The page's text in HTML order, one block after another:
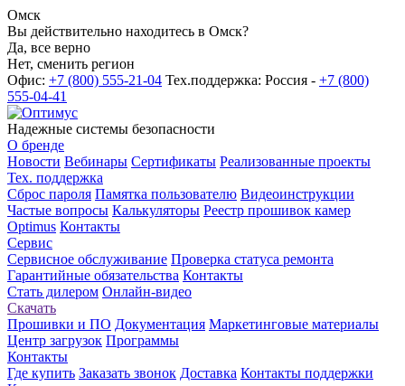
Омск
Вы действительно находитесь в Омск?
Да, все верно
Нет, сменить регион
Офис: +7 (800) 555-21-04 Тех.поддержка: Россия - +7 (800)
555-04-41
Надежные системы безопасности
О бренде
Новости Вебинары Сертификаты Реализованные проекты
Тех. поддержка
Сброс пароля Памятка пользователю Видеоинструкции
Частые вопросы Калькуляторы Реестр прошивок камер
Optimus Контакты
Сервис
Сервисное обслуживание Проверка статуса ремонта
Гарантийные обязательства Контакты
Стать дилером Онлайн-видео
Скачать
Прошивки и ПО Документация Маркетинговые материалы
Центр загрузок Программы
Контакты
Где купить Заказать звонок Доставка Контакты поддержки